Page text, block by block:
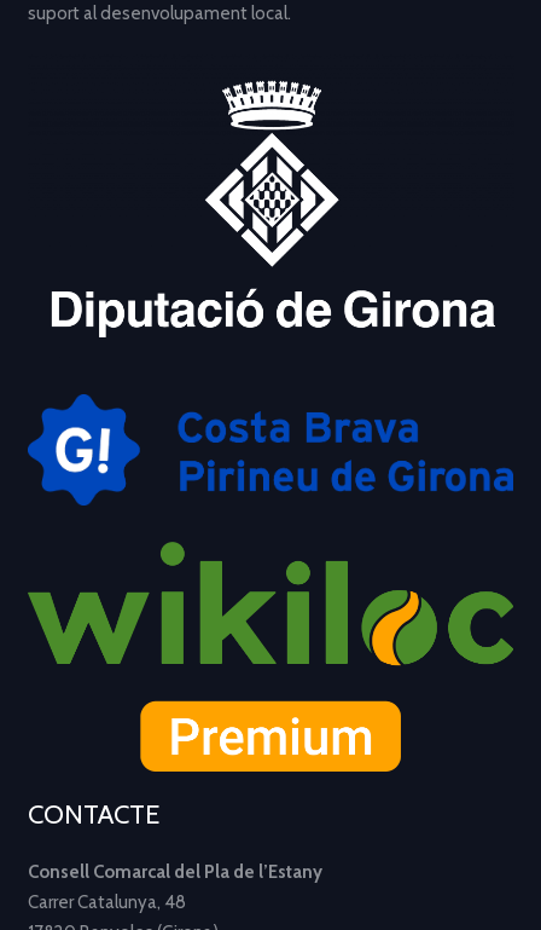
suport al desenvolupament local.
CONTACTE
Consell Comarcal del Pla de l’Estany
Carrer Catalunya, 48